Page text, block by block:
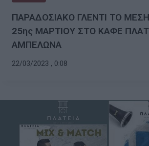
ΠΑΡΑΔΟΣΙΑΚΟ ΓΛΕΝΤΙ ΤΟ
25ης ΜΑΡΤΙΟΥ ΣΤΟ ΚΑΦΕ
ΑΜΠΕΛΩΝΑ
22/03/2023 , 0:08